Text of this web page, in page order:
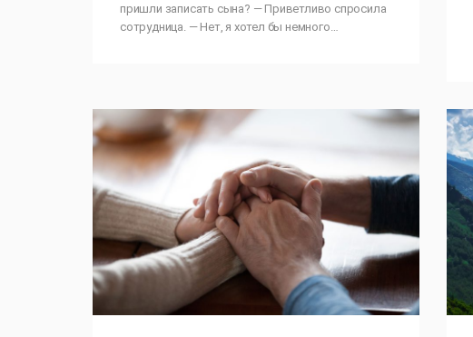
пришли записать сына? — Приветливо спросила
сотрудница. — Нет, я хотел бы немного…